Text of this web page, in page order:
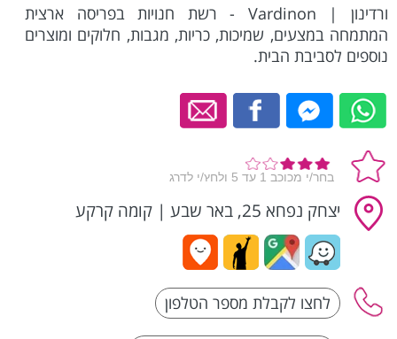
ורדינון | Vardinon - רשת חנויות בפריסה ארצית
המתמחה במצעים, שמיכות, כריות, מגבות, חלוקים ומוצרים
נוספים לסביבת הבית.
יצחק נפחא 25, באר שבע | קומה קרקע